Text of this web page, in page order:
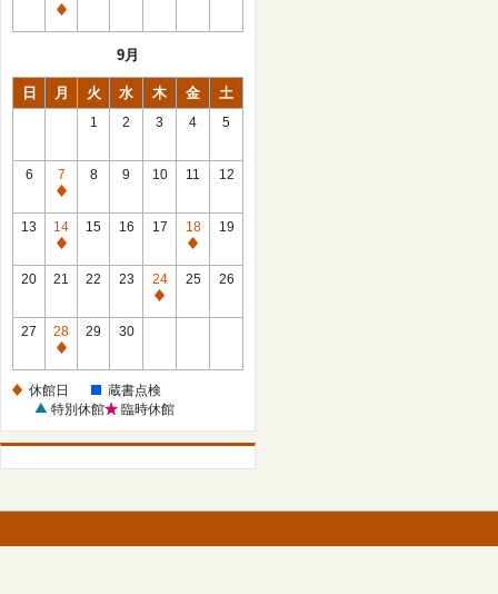
日
休
9月
日 月 火 水 木 金 土
1 2 3 4 5
6
7
休
館
日
8 9 10 11 12
13
14
休
館
15 16 17
18
休
館
19
20 21 22 23
24
休
25 26
27
28
休
日
29 30
休館日
蔵書点検
特別休館
臨時休館